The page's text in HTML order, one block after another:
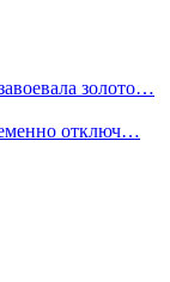
золото…
отключ…